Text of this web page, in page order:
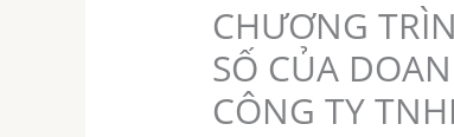
CHƯƠNG
SỐ CỦA
CÔNG TY